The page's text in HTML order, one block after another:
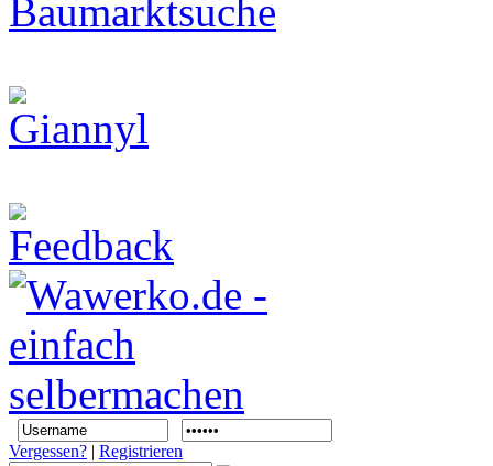
Vergessen? | Registrieren